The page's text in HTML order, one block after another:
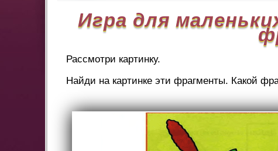
Игра для
Рассмотри картинку.
Найди на картинке эти фрагменты. Какой